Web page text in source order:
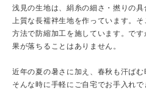
浅見の生地は、絹糸の細さ・撚りの
上質な長襦袢生地を作っています。
方法で防縮加工を施しています。で
果が落ちることはありません。
近年の夏の暑さに加え、春秋も汗ばむ
そんな時に手軽にご自宅でお手入れ